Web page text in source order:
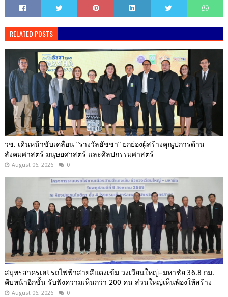
RELATED POSTS
วช. เดินหน้าขับเคลื่อน “รางวัลธัชชา” ยกย่องผู้สร้างคุณูปการด้าน
สังคมศาสตร์ มนุษยศาสตร์ และศิลปกรรมศาสตร์
August 06, 2026 0
สมุทรสาครเฮ! รถไฟฟ้าสายสีแดงเข้ม วงเวียนใหญ่–มหาชัย 36.8 กม.
คืบหน้าอีกขั้น รับฟังความเห็นกว่า 200 คน ส่วนใหญ่เห็นพ้องให้สร้าง
August 06, 2026 0